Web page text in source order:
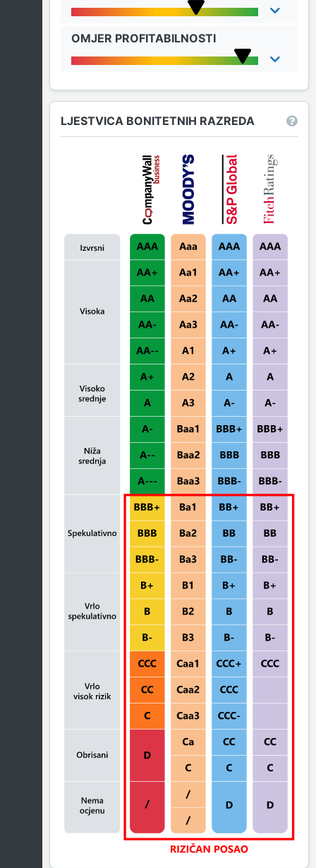
OMJER PROFITABILNOSTI
LJESTVICA BONITETNIH RAZREDA